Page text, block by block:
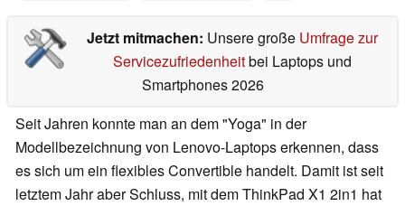
Jetzt mitmachen: Unsere große Umfrage zur
Servicezufriedenheitbei Laptops und
Smartphones 2026
Seit Jahren konnte man an dem "Yoga" in der
Modellbezeichnung von Lenovo-Laptops erkennen, dass
es sich um ein flexibles Convertible handelt. Damit ist seit
letztem Jahr aber Schluss, mit dem ThinkPad X1 2in1 hat